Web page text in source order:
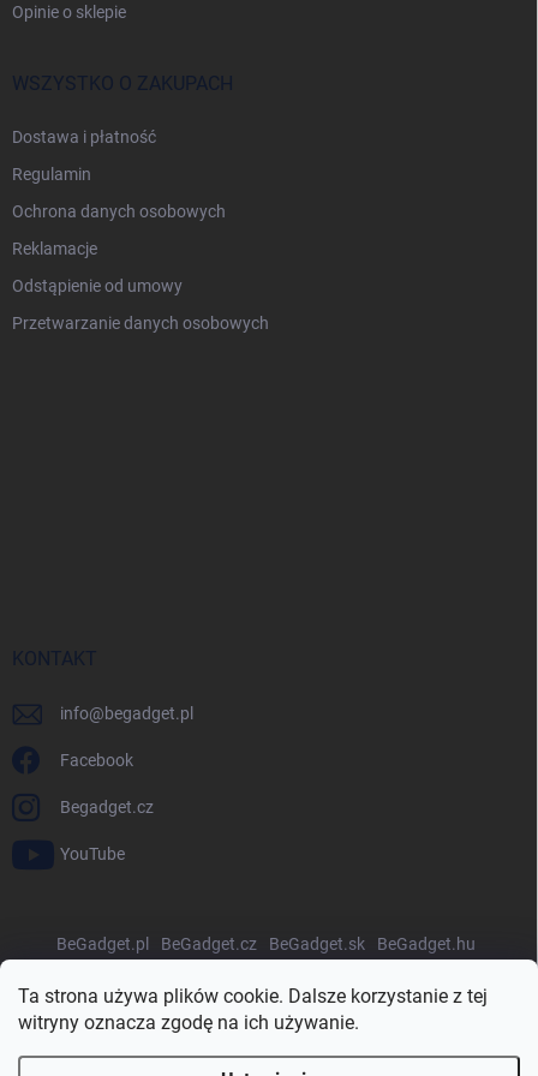
Ta strona używa plików cookie. Dalsze korzystanie z tej
witryny oznacza zgodę na ich używanie.
Opinie o sklepie
WSZYSTKO O ZAKUPACH
Dostawa i płatność
Regulamin
Ochrona danych osobowych
Reklamacje
Odstąpienie od umowy
Przetwarzanie danych osobowych
KONTAKT
info@begadget.pl
Facebook
Begadget.cz
YouTube
BeGadget.pl BeGadget.cz BeGadget.sk
BeGadget.hu